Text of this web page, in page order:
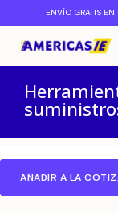
ENVÍO GRATIS
AÑADIR A LA